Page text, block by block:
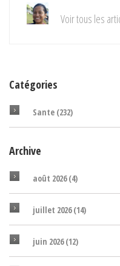
Voir tous les
Catégories
Sante (232)
Archive
août 2026(4)
juillet 2026(14)
juin 2026(12)